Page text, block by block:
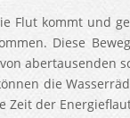
Flut kommt und
Diese
abertausenden
die
Zeit der